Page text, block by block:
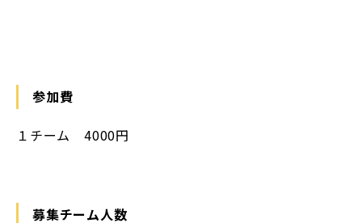
参加費
１チーム 4000円
募集チーム人数